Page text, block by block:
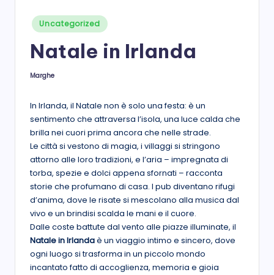
Posted
in
Uncategorized
Natale in Irlanda
Posted
Marghe
In Irlanda, il Natale non è solo una festa: è un
sentimento che attraversa l’isola, una luce calda che
brilla nei cuori prima ancora che nelle strade.
Le città si vestono di magia, i villaggi si stringono
attorno alle loro tradizioni, e l’aria – impregnata di
torba, spezie e dolci appena sfornati – racconta
storie che profumano di casa. I pub diventano rifugi
d’anima, dove le risate si mescolano alla musica dal
vivo e un brindisi scalda le mani e il cuore.
Dalle coste battute dal vento alle piazze illuminate, il
Natale in Irlandaè un viaggio intimo e sincero, dove
ogni luogo si trasforma in un piccolo mondo
incantato fatto di accoglienza, memoria e gioia